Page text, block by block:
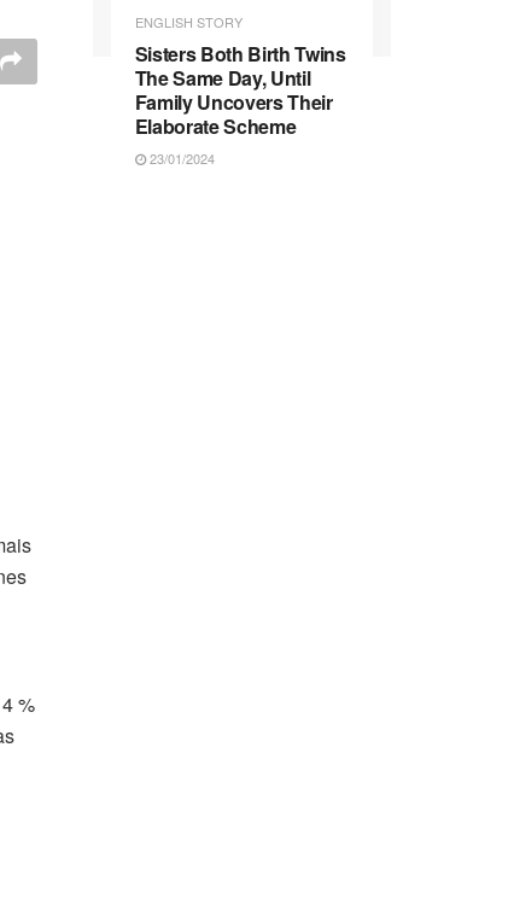
%
ENGLISH STORY
Sisters Both Birth Twins
The Same Day, Until
Family Uncovers Their
Elaborate Scheme
23/01/2024